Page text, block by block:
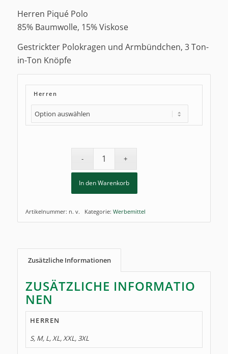
Herren Piqué Polo
85% Baumwolle, 15% Viskose
Gestrickter Polokragen und Armbündchen, 3 Ton-
in-Ton Knöpfe
Herren
In den Warenkorb
Artikelnummer: n. v. Kategorie: Werbemittel
Zusätzliche Informationen
ZUSÄTZLICHE INFORMATIO
NEN
HERREN
S, M, L, XL, XXL, 3XL